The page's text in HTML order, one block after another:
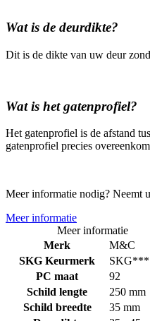
Wat is de deurdikte?
Dit is de dikte van uw deur
Wat is het gatenprofiel?
Het gatenprofiel is de afstand
gatenprofiel precies
Meer informatie nodig? Neemt
Meer informatie
Meer informatie
Merk
M&C
SKG Keurmerk
SKG***
PC maat
92
Schild lengte
250 mm
Schild breedte
35 mm